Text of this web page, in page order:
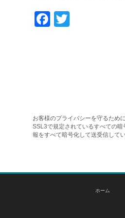
Facebook
お客様のプライバシーを守るため
SSL3で規定されているすべての
報をすべて暗号化して送受信して
ホーム